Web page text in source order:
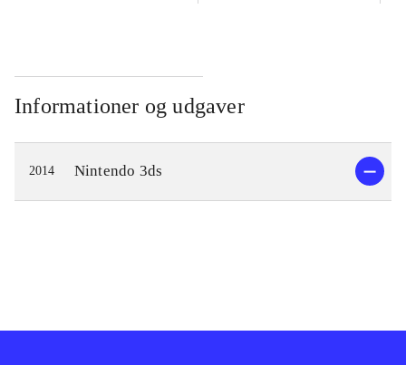
Informationer og udgaver
2014 Nintendo 3ds